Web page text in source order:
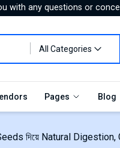
with any questions or
All Categories
Pages Blog
দিয়ে Natural